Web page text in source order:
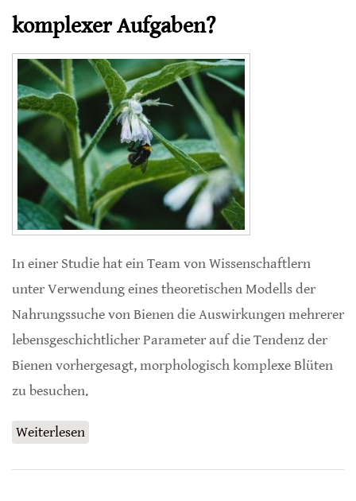
komplexer Aufgaben?
In einer Studie hat ein Team von Wissenschaftlern
unter Verwendung eines theoretischen Modells der
Nahrungssuche von Bienen die Auswirkungen mehrerer
lebensgeschichtlicher Parameter auf die Tendenz der
Bienen vorhergesagt, morphologisch komplexe Blüten
zu besuchen.
Weiterlesen